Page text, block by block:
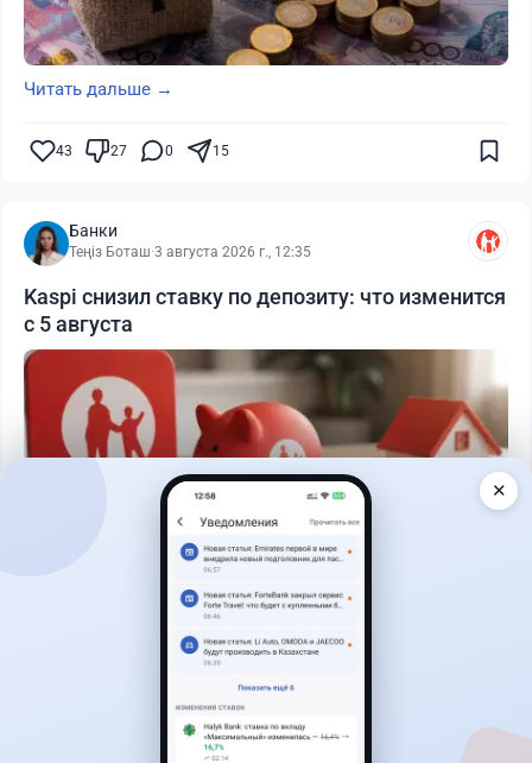
Читать дальше →
43 27 0 15
Банки
Теңіз Боташ·3 августа 2026 г., 12:35
Kaspi снизил ставку по депозиту: что изменится
с 5 августа
25
6 августа 2026 г., 11:35
✕